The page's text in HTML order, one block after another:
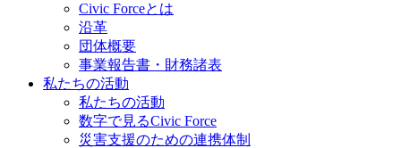
Civic Forceとは
沿革
団体概要
事業報告書・財務諸表
私たちの活動
私たちの活動
数字で見るCivic Force
災害支援のための連携体制